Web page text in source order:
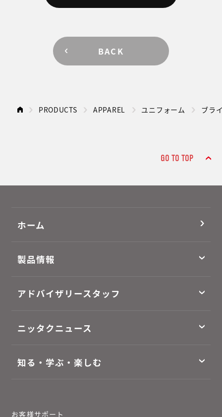
BACK
PRODUCTS APPAREL ユニフォーム ブラ
GO TO TOP
ホーム
製品情報
アドバイザリースタッフ
ニッタクニュース
知る・学ぶ・楽しむ
お客様サポート